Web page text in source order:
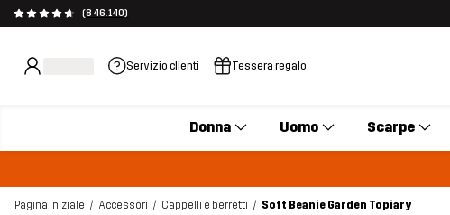
(846.140)
Servizio clienti Tessera regalo
Donna Uomo Scarpe
Pagina iniziale Accessori Cappelli e berretti
Soft Beanie Garden Topiary